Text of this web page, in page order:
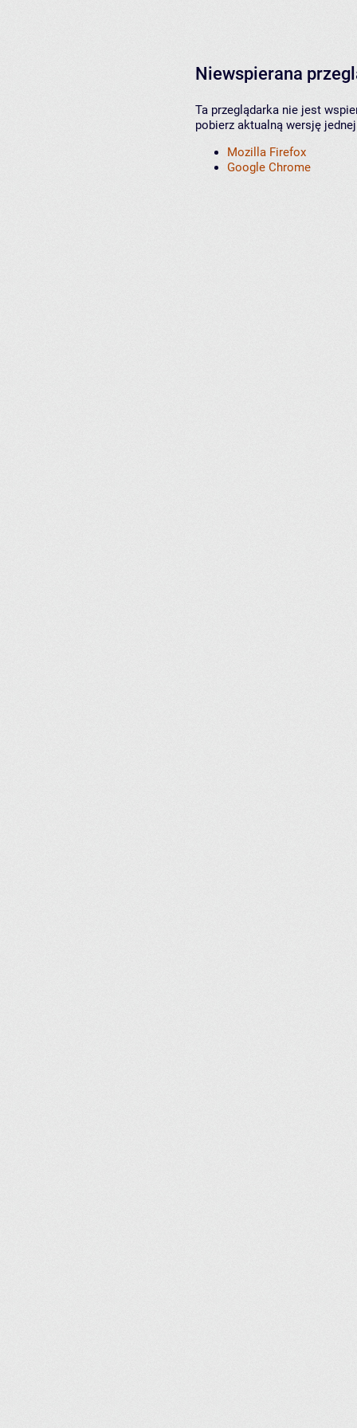
Niewspierana
Ta przeglądarka nie jest
pobierz aktualną wersję
Mozilla Firefox
Google Chrome